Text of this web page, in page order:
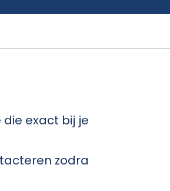
exact bij je
zodra